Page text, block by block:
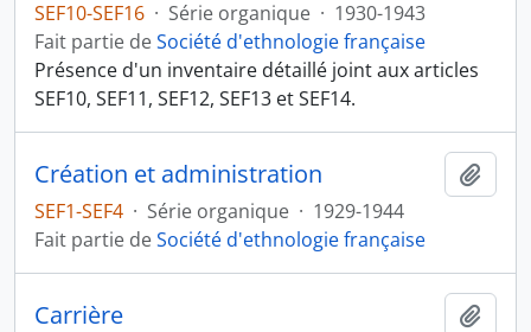
SEF10-SEF16 · Série organique · 1930-1943
Fait partie deSociété d'ethnologie française
Présence d'un inventaire détaillé joint aux articles
SEF10, SEF11, SEF12, SEF13 et SEF14.
Création et administration
SEF1-SEF4 · Série organique · 1929-1944
Fait partie deSociété d'ethnologie française
Carrière